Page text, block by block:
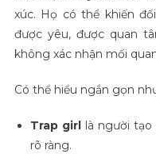
xúc. Họ có thể khiến
được yêu, được quan
không xác nhận mối
Có thể hiểu ngắn gọn
Trap girl
là người
rõ ràng.